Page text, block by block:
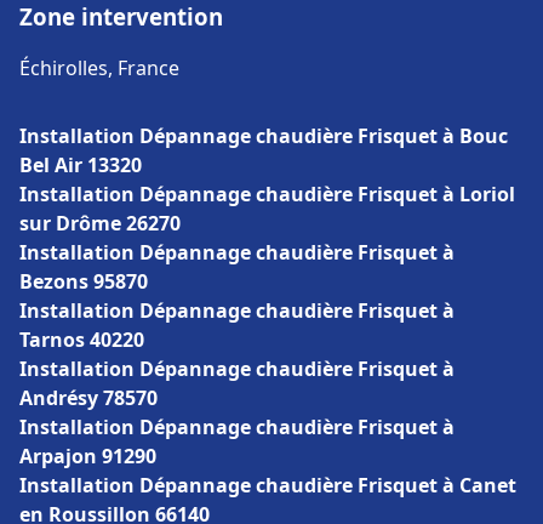
Zone intervention
Échirolles, France
Installation Dépannage chaudière Frisquet à Bouc
Bel Air 13320
Installation Dépannage chaudière Frisquet à Loriol
sur Drôme 26270
Installation Dépannage chaudière Frisquet à
Bezons 95870
Installation Dépannage chaudière Frisquet à
Tarnos 40220
Installation Dépannage chaudière Frisquet à
Andrésy 78570
Installation Dépannage chaudière Frisquet à
Arpajon 91290
Installation Dépannage chaudière Frisquet à Canet
en Roussillon 66140